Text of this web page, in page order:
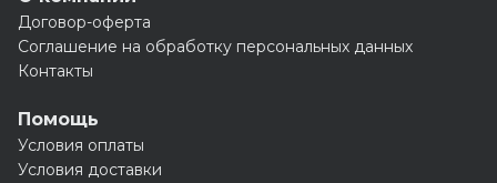
Договор-оферта
Соглашение на обработку персональных данных
Контакты
Помощь
Условия оплаты
Условия доставки